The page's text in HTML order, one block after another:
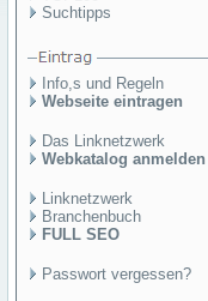
Suchtipps
Info,s und Regeln
Webseite eintragen
Das Linknetzwerk
Webkatalog anmelden
Linknetzwerk
Branchenbuch
FULL SEO
Passwort vergessen?